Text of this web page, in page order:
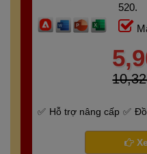
520.
Hỗ trợ nâng cấp
Bảo hành 6